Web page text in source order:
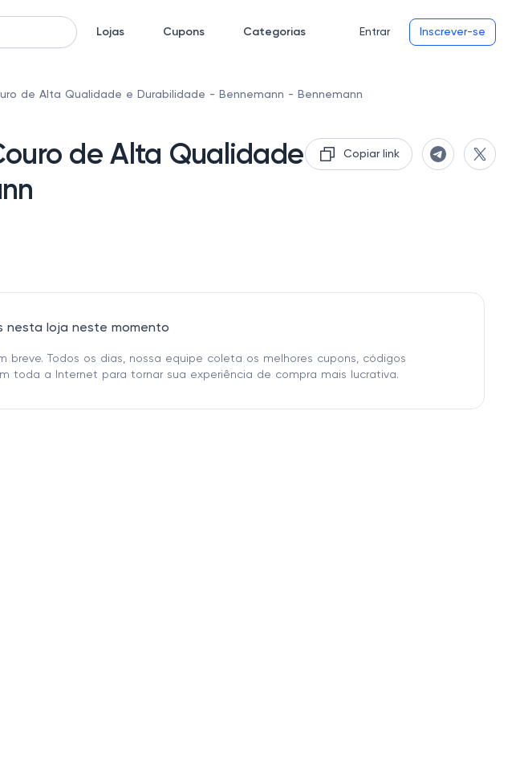
Lojas Cupons Categorias Entrar Inscrever-se
de Alta Qualidade e Durabilidade - Bennemann - Bennemann
de Alta Qualidade
Copiar link
nesta loja neste momento
breve. Todos os dias, nossa equipe coleta os melhores cupons, códigos
toda a Internet para tornar sua experiência de compra mais lucrativa.